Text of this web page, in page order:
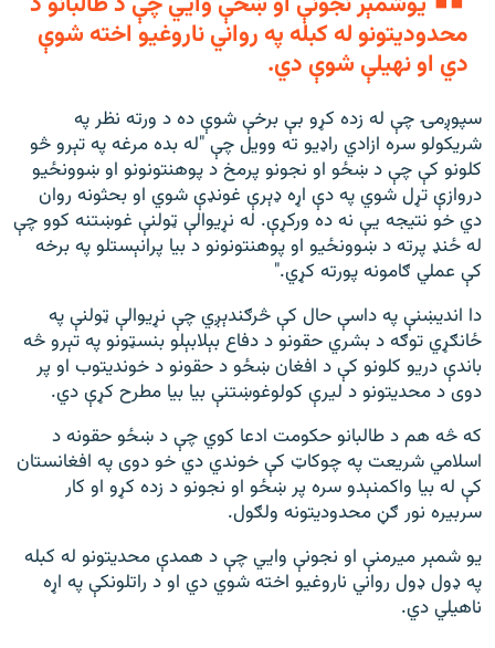
محدودیتونو له کبله په رواني ناروغیو اخته شوې
دي او نهیلې شوې دي.
سپوږمۍ چې له زده کړو بې برخې شوې ده د ورته نظر په
شریکولو سره ازادي راډیو ته وویل چې "له بده مرغه په تېرو څو
کلونو کې چې د ښځو او نجونو پرمخ د پوهنتونونو او ښوونځیو
دروازې تړل شوي په دې اړه ډېرې غونډې شوي او بحثونه روان
دي خو نتیجه یې نه ده ورکړې. له نړیوالې ټولنې غوښتنه کوو چې
له ځنډ پرته د ښوونځیو او پوهنتونونو د بیا پرانېستلو په برخه
کې عملي ګامونه پورته کړي."
دا اندیښنې په داسې حال کې څرګندېږي چې نړیوالې ټولنې په
ځانګړي توګه د بشري حقونو د دفاع بېلابېلو بنسټونو په تېرو څه
باندې دریو کلونو کې د افغان ښځو د حقونو د خوندیتوب او پر
دوی د محدیتونو د لیرې کولوغوښتنې بیا بیا مطرح کړې دي.
که څه هم د طالبانو حکومت ادعا کوي چې د ښځو حقونه د
اسلامي شریعت په چوکاټ کې خوندي دي خو دوی په افغانستان
کې له بیا واکمنېدو سره پر ښځو او نجونو د زده کړو او کار
سربیره نور ګڼ محدودیتونه ولګول.
یو شمېر میرمنې او نجونې وايي چې د همدې محدیتونو له کبله
په ډول ډول رواني ناروغیو اخته شوي دي او د راتلونکې په اړه
ناهیلي دي.